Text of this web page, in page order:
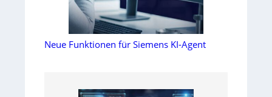
Neue Funktionen für Siemens KI-Agent